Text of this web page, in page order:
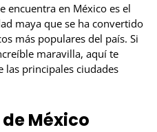
encuentra en México es el
maya que se ha convertido
más populares del país. Si
maravilla, aquí te
las principales ciudades
México